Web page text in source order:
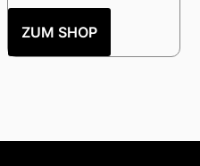
ZUM SHOP